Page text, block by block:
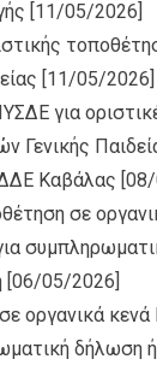
[11/05/2026]
[11/05/2026]
για
Γενικής
Καβάλας
σε
[06/05/2026]
οργανικά
δήλωση